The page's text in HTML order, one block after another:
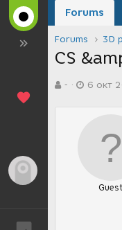
Forums
Forums 3D
CS
в-
а
6 окт